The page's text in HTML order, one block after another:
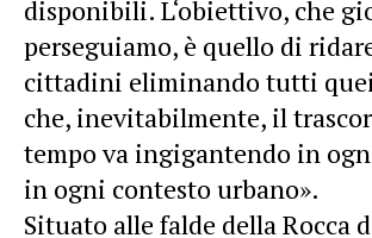
disponibili. L‘obiettivo, che
perseguiamo, è quello di
cittadini eliminando tutti
che, inevitabilmente, il
tempo va ingigantendo in
in ogni contesto urbano».
Situato alle falde della Rocca